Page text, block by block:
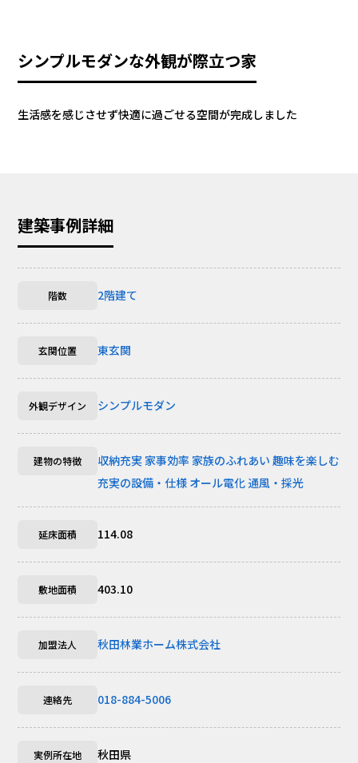
シンプルモダンな外観が際立つ家
生活感を感じさせず快適に過ごせる空間が完成しました
建築事例詳細
階数 2階建て
玄関位置 東玄関
外観デザイン シンプルモダン
建物の特徴 収納充実 家事効率 家族のふれあい 趣味を楽しむ
充実の設備・仕様 オール電化 通風・採光
延床面積 114.08
敷地面積 403.10
加盟法人 秋田林業ホーム株式会社
連絡先 018-884-5006
実例所在地 秋田県